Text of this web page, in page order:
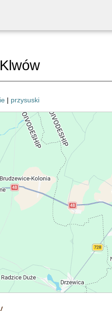
| przysuski